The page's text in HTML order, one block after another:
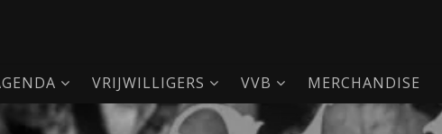
VRIJWILLIGERS VVB MERCHANDISE